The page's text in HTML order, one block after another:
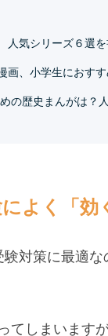
気シリーズ６選
画、小学生におす
めの歴史まんがは
よく「効
対策に最適な
てしまいます